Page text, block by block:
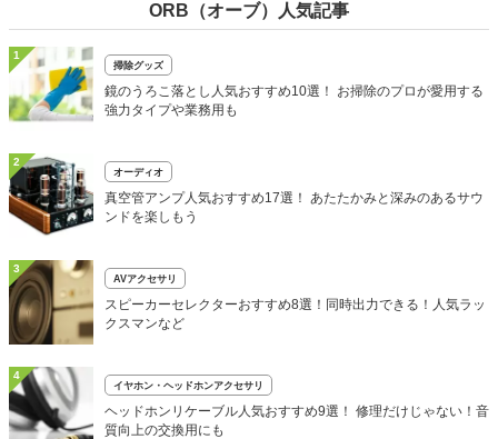
ORB（オーブ）人気記事
1
掃除グッズ
鏡のうろこ落とし人気おすすめ10選！ お掃除のプロが愛用する
強力タイプや業務用も
2
オーディオ
真空管アンプ人気おすすめ17選！ あたたかみと深みのあるサウ
ンドを楽しもう
3
AVアクセサリ
スピーカーセレクターおすすめ8選！同時出力できる！人気ラッ
クスマンなど
4
イヤホン・ヘッドホンアクセサリ
ヘッドホンリケーブル人気おすすめ9選！ 修理だけじゃない！音
質向上の交換用にも